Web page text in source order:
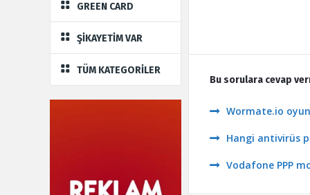
Bu sorulara cevap
Wormate.io
Hangi antivirüs
Vodafone PPP
GREEN CARD
ŞİKAYETİM VAR
TÜM KATEGORİLER